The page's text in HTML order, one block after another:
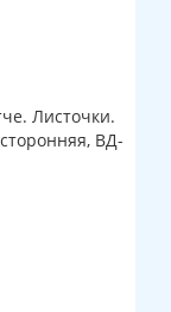
Листочки.
ВД-